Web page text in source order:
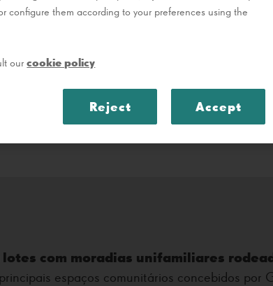
ANO DE CONSTRUÇÃO
Carrer
com moradias unifamiliares
espaços comunitários concebidos por
configure them according to your preferences using the
ourcookie policy
Reject Accept